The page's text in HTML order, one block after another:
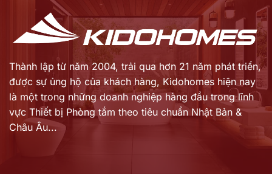
Thành lập từ năm 2004, trải qua hơn 21 năm phát triển,
được sự ủng hộ của khách hàng, Kidohomes hiện nay
là một trong những doanh nghiệp hàng đầu trong lĩnh
vực Thiết bị Phòng tắm theo tiêu chuẩn Nhật Bản &
Châu Âu...